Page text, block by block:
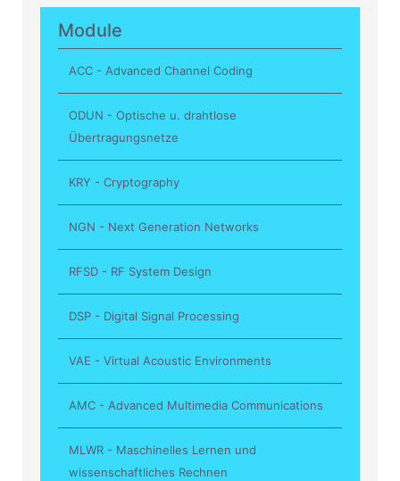
Module
ACC - Advanced Channel Coding
ODUN - Optische u. drahtlose
Übertragungsnetze
KRY - Cryptography
NGN - Next Generation Networks
RFSD - RF System Design
DSP - Digital Signal Processing
VAE - Virtual Acoustic Environments
AMC - Advanced Multimedia Communications
MLWR - Maschinelles Lernen und
wissenschaftliches Rechnen